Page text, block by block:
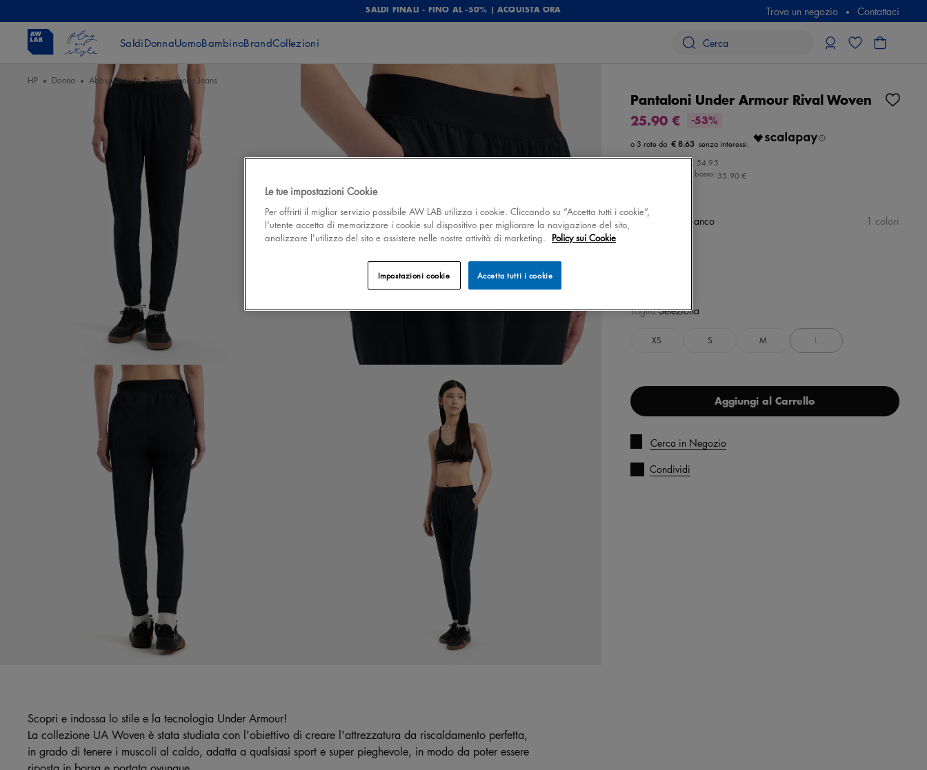
SALDI FINALI - FINO AL -50% | ACQUISTA ORA Trova un negozio Contattaci
SaldiDonnaUomoBambinoBrandCollezioni
HP Donna Abbigliamento Pantaloni e Jeans
Scopri e indossa lo stile e la tecnologia Under Armour!
La collezione UA Woven è stata studiata con l'obiettivo di creare l'attrezzatura da riscaldamento perfetta,
in grado di tenere i muscoli al caldo, adatta a qualsiasi sport e super pieghevole, in modo da poter essere
Pantaloni Under Armour Rival Woven
25.90 €
-53%
€ 8.63
€ 54.95
Ultimo prezzo più basso: 35.90 €
Colore nero/bianco 1 colori
Taglia Seleziona
XS S M L
Aggiungi al Carrello
Cerca in Negozio
Condividi
Le tue impostazioni Cookie
Per offrirti il miglior servizio possibile AW LAB utilizza i cookie. Cliccando su “Accetta tutti i cookie”,
l'utente accetta di memorizzare i cookie sul dispositivo per migliorare la navigazione del sito,
analizzare l'utilizzo del sito e assistere nelle nostre attività di marketing. Policy sui Cookie
Accetta tutti i cookie
Impostazioni cookie